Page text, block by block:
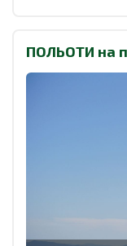
ПОЛЬОТИ на